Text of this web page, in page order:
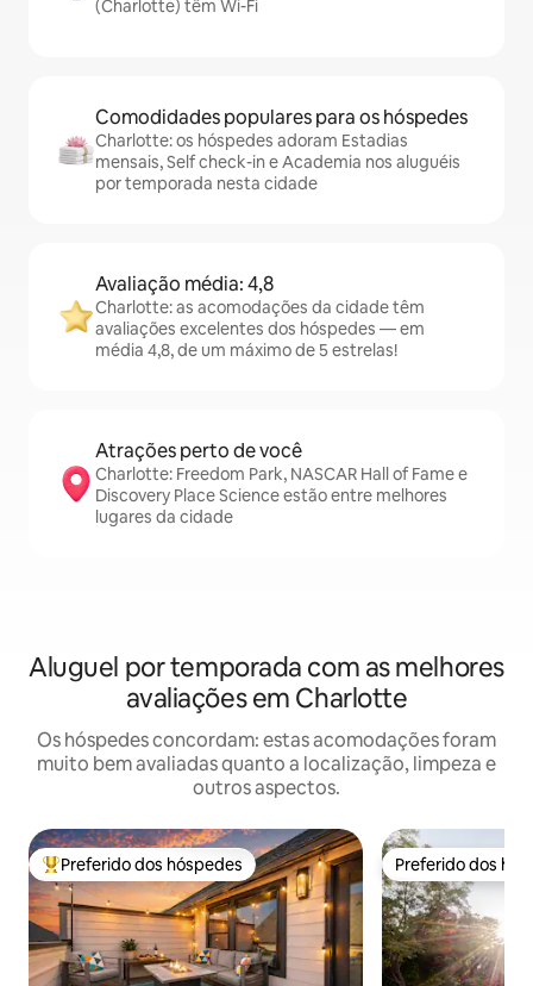
(Charlotte) têm Wi-Fi
Comodidades populares para os hóspedes
Charlotte: os hóspedes adoram Estadias
mensais, Self check-in e Academia nos aluguéis
por temporada nesta cidade
Avaliação média: 4,8
Charlotte: as acomodações da cidade têm
avaliações excelentes dos hóspedes — em
média 4,8, de um máximo de 5 estrelas!
Atrações perto de você
Charlotte: Freedom Park, NASCAR Hall of Fame e
Discovery Place Science estão entre melhores
lugares da cidade
Aluguel por temporada com as melhores
avaliações em Charlotte
Os hóspedes concordam: estas acomodações foram
muito bem avaliadas quanto a localização, limpeza e
outros aspectos.
Entre os melhores preferidos dos hóspedes
Preferido dos hóspedes Preferido dos
Preferido dos